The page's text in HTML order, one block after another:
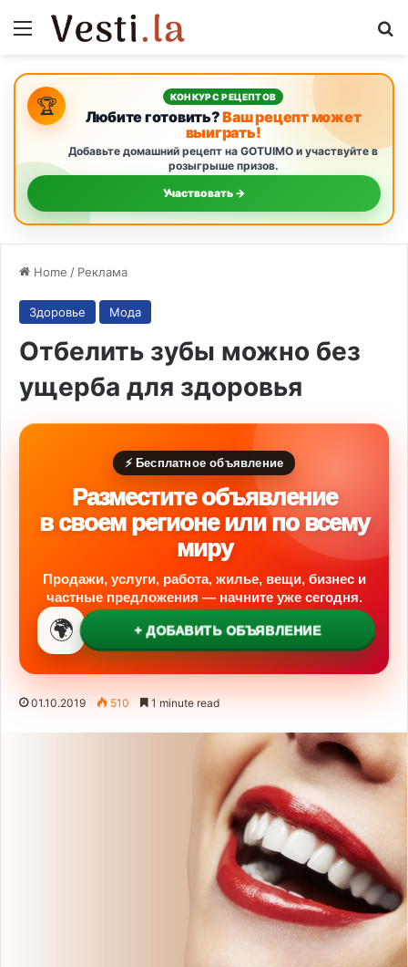
Menu
🏆 КОНКУРС РЕЦЕПТОВ
Любите готовить?Ваш рецепт может
выиграть!
Добавьте домашний рецепт на GOTUIMO и участвуйте в
розыгрыше призов.
Участвовать →
Home / Реклама
Здоровье Мода
Отбелить зубы можно без
ущерба для здоровья
⚡ Бесплатное объявление
Разместите объявление
в своем регионе или по всему
миру
Продажи, услуги, работа, жилье, вещи, бизнес и
частные предложения — начните уже сегодня.
🌍 + ДОБАВИТЬ ОБЪЯВЛЕНИЕ
01.10.2019 510 1 minute read